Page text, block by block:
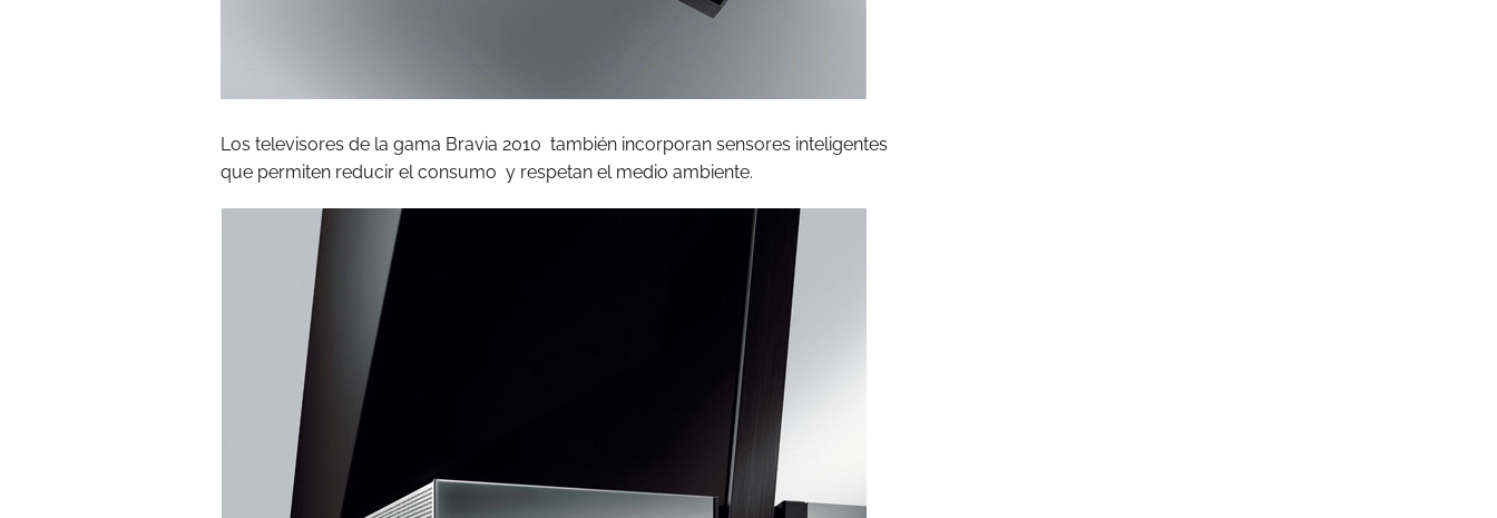
Los televisores de la gama Bravia 2010 también incorporan sensores inteligentes
que permiten reducir el consumo y respetan el medio ambiente.